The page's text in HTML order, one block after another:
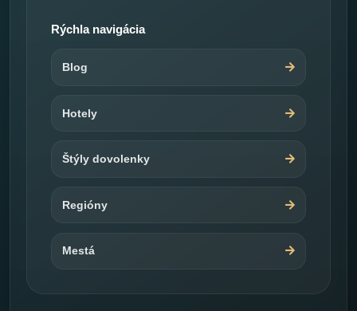
Rýchla navigácia
Blog
Hotely
Štýly dovolenky
Regióny
Mestá